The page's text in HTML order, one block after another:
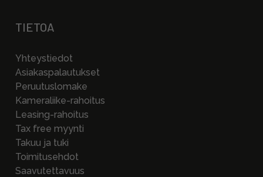
TIETOA
Yhteystiedot
Asiakaspalautukset
Peruutuslomake
Kameraliike-rahoitus
Leasing-rahoitus
Tax free myynti
Takuu ja tuki
Toimitusehdot
Saavutettavuus